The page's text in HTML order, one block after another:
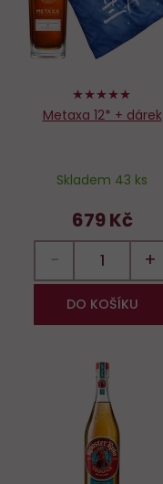
100%
Metaxa 12* + dárek
Skladem 43 ks
679 Kč
− +
DO KOŠÍKU